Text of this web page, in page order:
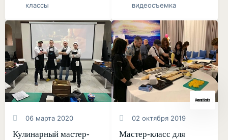
классы
видеосъемка
06 марта 2020
Кулинарный мастер-
02 октября 2019
Мастер-класс для